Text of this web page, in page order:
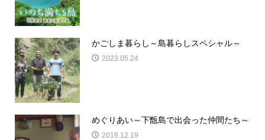
かごしま暮らし～島暮らしスペシャル～
2023.05.24
めぐりあい～下甑島で出会った仲間たち～
2018.12.19